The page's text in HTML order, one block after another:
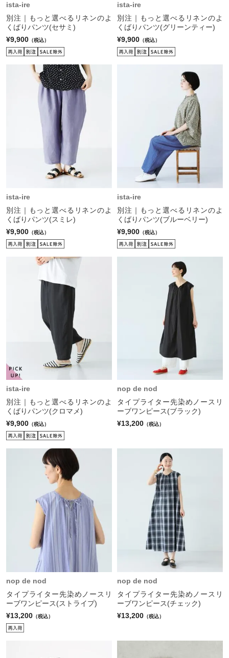
ista-ire
別注｜もっと選べるリネンのよ
くばりパンツ(セサミ)
¥9,900 （税込）
ista-ire
別注｜もっと選べるリネンのよ
くばりパンツ(グリーンティー)
¥9,900 （税込）
ista-ire
別注｜もっと選べるリネンのよ
くばりパンツ(スミレ)
¥9,900 （税込）
ista-ire
別注｜もっと選べるリネンのよ
くばりパンツ(ブルーベリー)
¥9,900 （税込）
ista-ire
別注｜もっと選べるリネンのよ
くばりパンツ(クロマメ)
¥9,900 （税込）
nop de nod
タイプライター先染めノースリ
ーブワンピース(ブラック)
¥13,200 （税込）
nop de nod
タイプライター先染めノースリ
ーブワンピース(ストライプ)
¥13,200 （税込）
nop de nod
タイプライター先染めノースリ
ーブワンピース(チェック)
¥13,200 （税込）